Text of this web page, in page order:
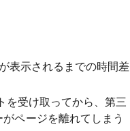
表示されるまでの時間差
を受け取ってから、第三
ページを離れてしまう